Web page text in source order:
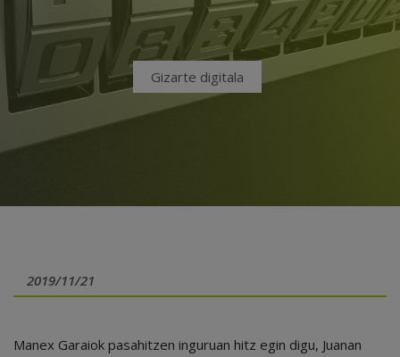
Gizarte digitala
2019/11/21
Manex Garaiok pasahitzen inguruan hitz egin digu, Juanan